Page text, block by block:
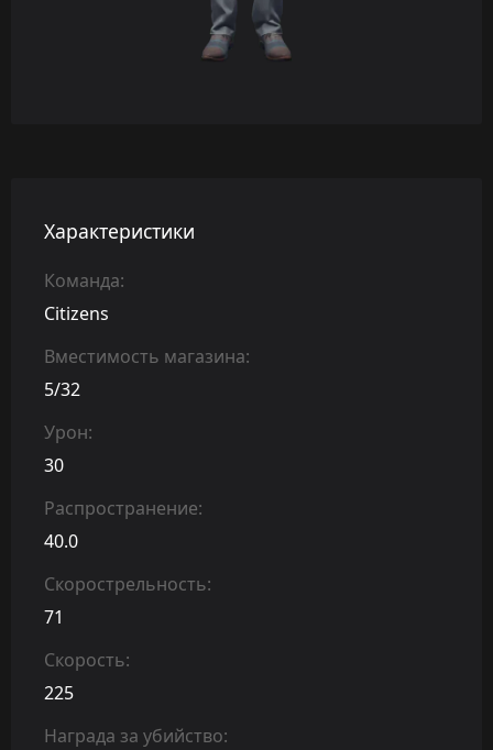
Характеристики
Команда:
Citizens
Вместимость магазина:
5/32
Урон:
30
Распространение:
40.0
Скорострельность:
71
Скорость:
225
Награда за убийство: